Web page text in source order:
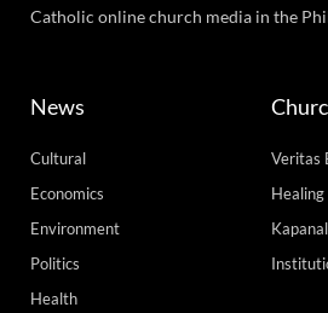
Catholic online church media in the
News
Cultural
Economics
Environment
Politics
Health
Veritas
Healing